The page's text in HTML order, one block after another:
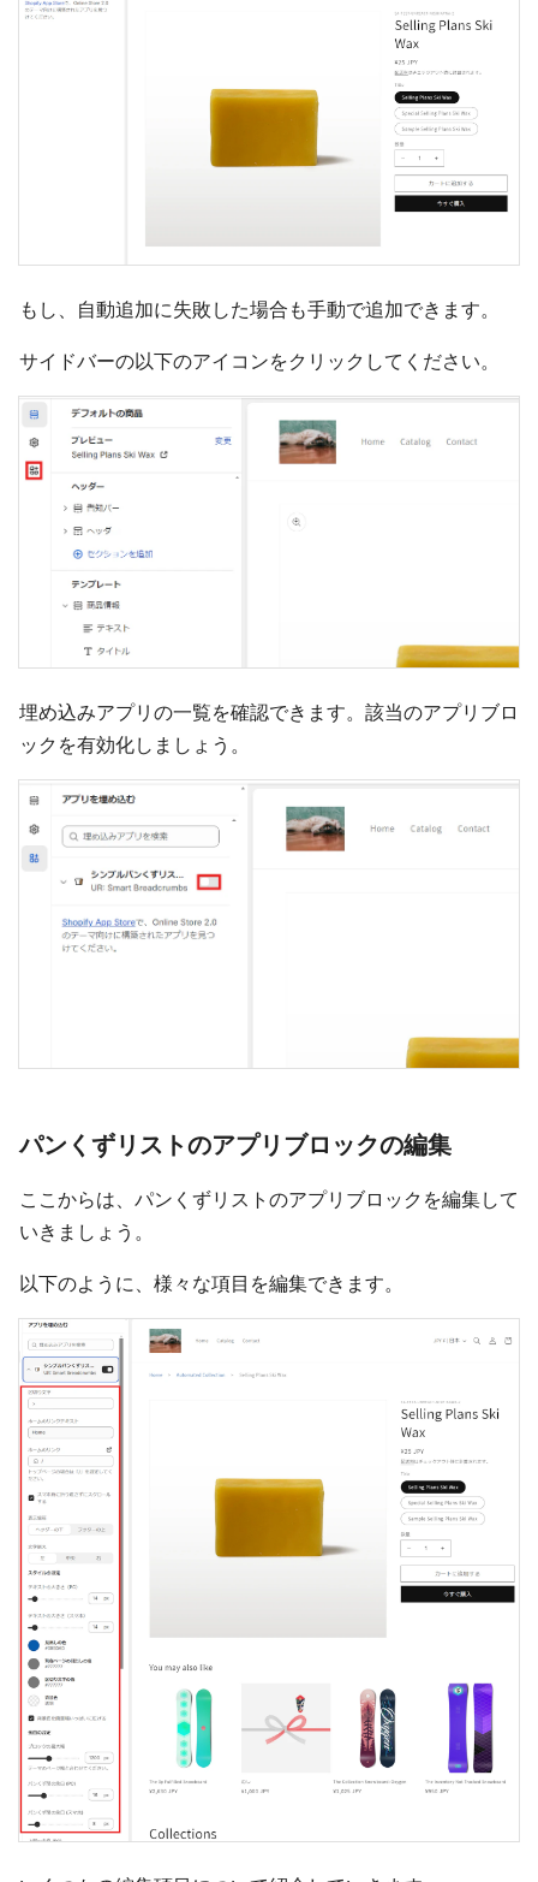
もし、自動追加に失敗した場合も手動で追加できます。
サイドバーの以下のアイコンをクリックしてください。
埋め込みアプリの一覧を確認できます。該当のアプリブロ
ックを有効化しましょう。
パンくずリストのアプリブロックの編集
ここからは、パンくずリストのアプリブロックを編集して
いきましょう。
以下のように、様々な項目を編集できます。